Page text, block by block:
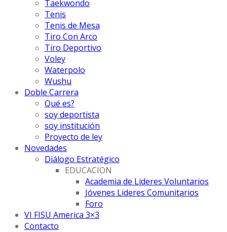
Taekwondo
Tenis
Tenis de Mesa
Tiro Con Arco
Tiro Deportivo
Voley
Waterpolo
Wushu
Doble Carrera
Qué es?
soy deportista
soy institución
Proyecto de ley
Novedades
Diálogo Estratégico
EDUCACION
Academia de Lideres Voluntarios
Jóvenes Lideres Comunitarios
Foro
VI FISU America 3×3
Contacto